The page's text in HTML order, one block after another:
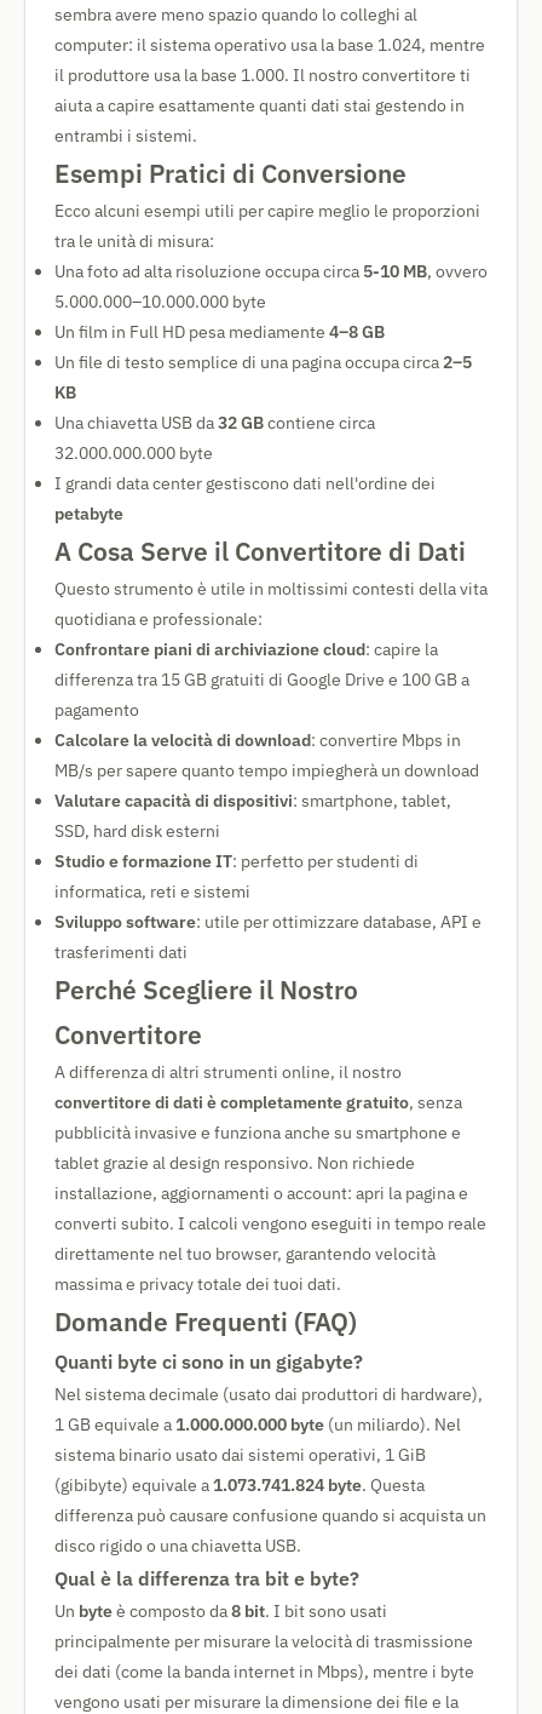
sembra avere meno spazio quando lo colleghi al
computer: il sistema operativo usa la base 1.024, mentre
il produttore usa la base 1.000. Il nostro convertitore ti
aiuta a capire esattamente quanti dati stai gestendo in
entrambi i sistemi.
Esempi Pratici di Conversione
Ecco alcuni esempi utili per capire meglio le proporzioni
tra le unità di misura:
Una foto ad alta risoluzione occupa circa 5-10 MB, ovvero
5.000.000–10.000.000 byte
Un film in Full HD pesa mediamente 4–8 GB
Un file di testo semplice di una pagina occupa circa 2–5
KB
Una chiavetta USB da32 GBcontiene circa
32.000.000.000 byte
I grandi data center gestiscono dati nell'ordine dei
petabyte
A Cosa Serve il Convertitore di Dati
Questo strumento è utile in moltissimi contesti della vita
quotidiana e professionale:
Confrontare piani di archiviazione cloud: capire la
differenza tra 15 GB gratuiti di Google Drive e 100 GB a
pagamento
Calcolare la velocità di download: convertire Mbps in
MB/s per sapere quanto tempo impiegherà un download
Valutare capacità di dispositivi: smartphone, tablet,
SSD, hard disk esterni
Studio e formazione IT: perfetto per studenti di
informatica, reti e sistemi
Sviluppo software: utile per ottimizzare database, API e
trasferimenti dati
Perché Scegliere il Nostro
Convertitore
A differenza di altri strumenti online, il nostro
convertitore di dati è completamente gratuito, senza
pubblicità invasive e funziona anche su smartphone e
tablet grazie al design responsivo. Non richiede
installazione, aggiornamenti o account: apri la pagina e
converti subito. I calcoli vengono eseguiti in tempo reale
direttamente nel tuo browser, garantendo velocità
massima e privacy totale dei tuoi dati.
Domande Frequenti (FAQ)
Quanti byte ci sono in un gigabyte?
Nel sistema decimale (usato dai produttori di hardware),
1 GB equivale a 1.000.000.000 byte (un miliardo). Nel
sistema binario usato dai sistemi operativi, 1 GiB
(gibibyte) equivale a 1.073.741.824 byte. Questa
differenza può causare confusione quando si acquista un
disco rigido o una chiavetta USB.
Qual è la differenza tra bit e byte?
Un byteè composto da8 bit. I bit sono usati
principalmente per misurare la velocità di trasmissione
dei dati (come la banda internet in Mbps), mentre i byte
vengono usati per misurare la dimensione dei file e la